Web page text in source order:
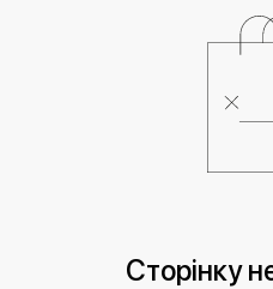
Сторінку